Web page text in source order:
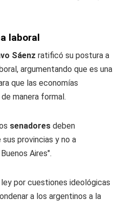
laboral
Sáenz ratificó su postura a
argumentando que es una
que las economías
manera formal.
senadores deben
provincias y no a
Aires".
por cuestiones ideológicas
a los argentinos a la